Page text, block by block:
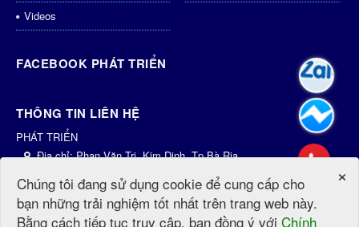
Videos
FACEBOOK PHÁT TRIỂN
THÔNG TIN LIÊN HỆ
PHÁT TRIỂN
Địa chỉ:Phan Văn Trị, Kim Dinh, Tp.Bà Rịa
Email:dichvu@phattrien.net
Website: http://phattrien.net http://PhátTriển.vn
×
Chúng tôi đang sử dụng cookie để cung cấp cho
bạn những trải nghiệm tốt nhất trên trang web này.
Bằng cách tiếp tục truy cập, bạn đồng ý với Chính